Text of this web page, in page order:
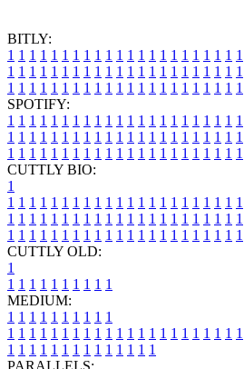
BITLY:
1 1 1 1 1 1 1 1 1 1 1 1 1 1 1 1 1 1 1 1 1 1
1 1 1 1 1 1 1 1 1 1 1 1 1 1 1 1 1 1 1 1 1 1
1 1 1 1 1 1 1 1 1 1 1 1 1 1 1 1 1 1 1 1 1 1
SPOTIFY:
1 1 1 1 1 1 1 1 1 1 1 1 1 1 1 1 1 1 1 1 1 1
1 1 1 1 1 1 1 1 1 1 1 1 1 1 1 1 1 1 1 1 1 1
1 1 1 1 1 1 1 1 1 1 1 1 1 1 1 1 1 1 1 1 1 1
CUTTLY BIO:
1
1 1 1 1 1 1 1 1 1 1 1 1 1 1 1 1 1 1 1 1 1 1
1 1 1 1 1 1 1 1 1 1 1 1 1 1 1 1 1 1 1 1 1 1
1 1 1 1 1 1 1 1 1 1 1 1 1 1 1 1 1 1 1 1 1 1
CUTTLY OLD:
1
1 1 1 1 1 1 1 1 1 1
MEDIUM:
1 1 1 1 1 1 1 1 1 1
1 1 1 1 1 1 1 1 1 1 1 1 1 1 1 1 1 1 1 1 1 1
1 1 1 1 1 1 1 1 1 1 1 1 1 1
PARALLELS: